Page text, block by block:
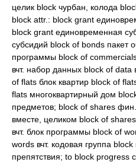
целик block чурбан, колода
block attr.: block grant
block grant единовременная
субсидий block of bonds пакет
программы block of
вчт. набор данных block of data
of flats блок квартир block of
flats многоквартирный дом
предметов; block of shares
вместе, целиком block of
вчт. блок программы block of
words вчт. кодовая группа block
препятствия; to block progress